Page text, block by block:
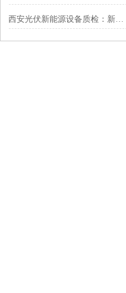
西安光伏新能源设备质检：新能源用材管控，匹配本地光伏产业增速